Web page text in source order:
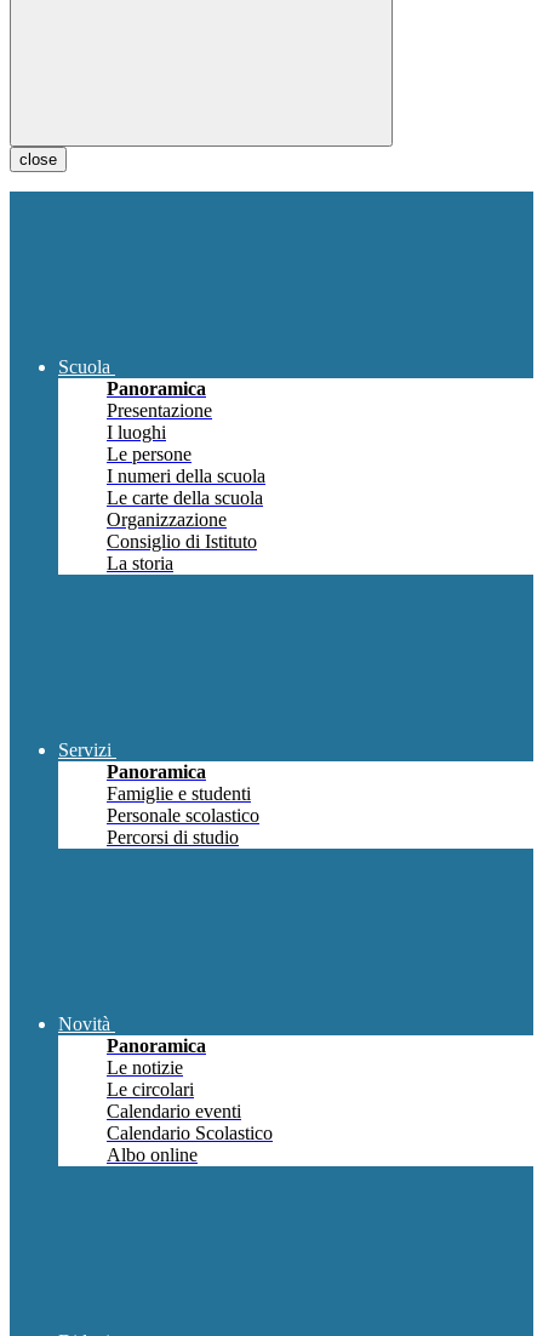
close
Scuola
Panoramica
Presentazione
I luoghi
Le persone
I numeri della scuola
Le carte della scuola
Organizzazione
Consiglio di Istituto
La storia
Servizi
Panoramica
Famiglie e studenti
Personale scolastico
Percorsi di studio
Novità
Panoramica
Le notizie
Le circolari
Calendario eventi
Calendario Scolastico
Albo online